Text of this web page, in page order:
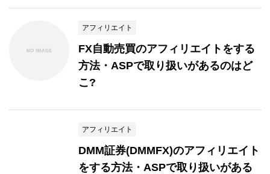
アフィリエイト
FX自動売買のアフィリエイトをする
方法・ASPで取り扱いがあるのはど
こ?
アフィリエイト
DMM証券(DMMFX)のアフィリエイト
をする方法・ASPで取り扱いがある